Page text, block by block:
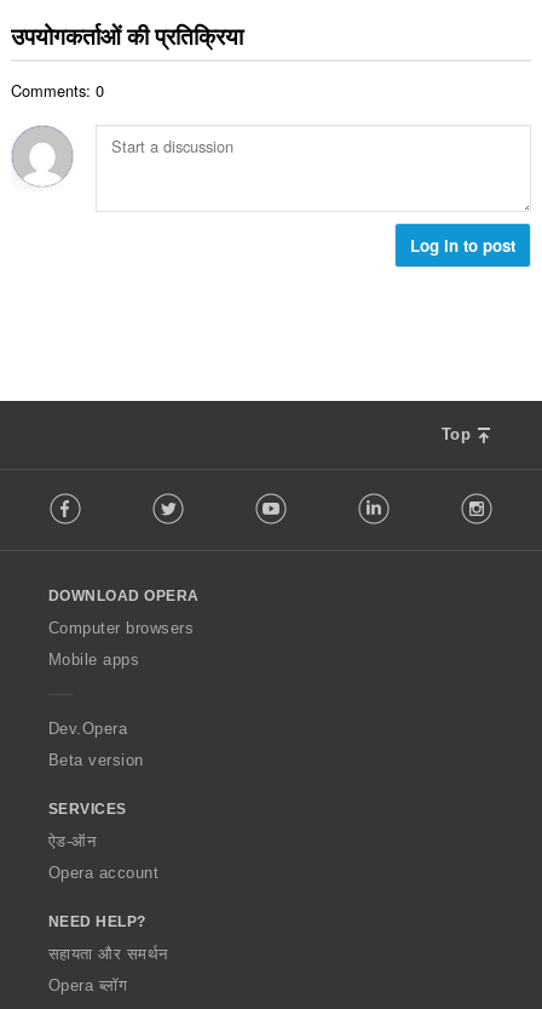
ख्या
:
ग
की
सं
ख्या
उपयोगकर्ताओं की प्रतिक्रिया
Comments: 0
Log in to post
Top
o
w
O
p
a
Facebook Twitter Youtube LinkedIn
DOWNLOAD OPERA
Computer browsers
Mobile apps
Dev.Opera
Beta version
SERVICES
ऐड-ऑन
Opera account
NEED HELP?
सहायता और समर्थन
Opera ब्लॉग